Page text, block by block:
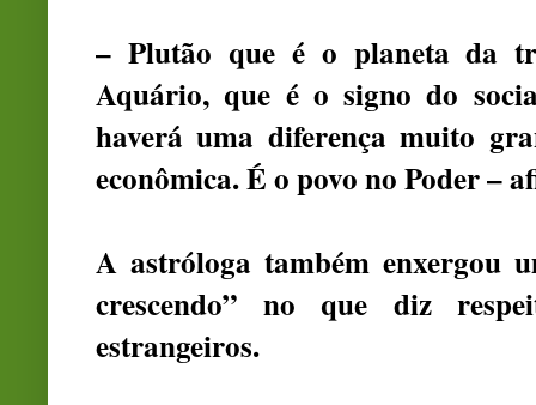
– Plutão que é o planeta da
Aquário, que é o signo do
haverá uma diferença muito
econômica. É o povo no Poder –
A astróloga também enxergou
crescendo” no que diz
estrangeiros.